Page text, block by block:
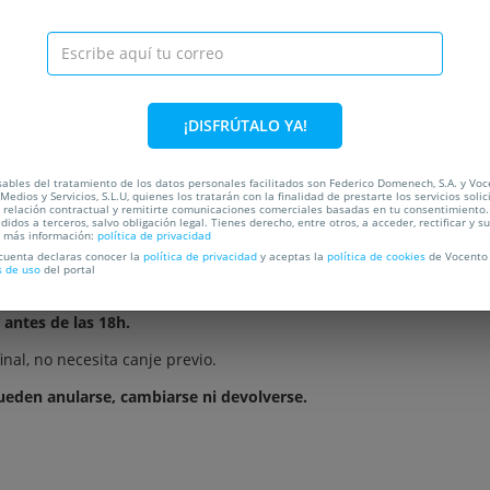
OCIO | CONCIERTOS VALENCIA
A LA RUTA VALENCIA
de las 18h.
no necesita canje previo.
anularse, cambiarse ni devolverse.
¡DISFRÚTALO YA!
del tratamiento de los datos personales facilitados son Federico Domenech, S.A. y
y Servicios, S.L.U, quienes los tratarán con la finalidad de prestarte los servicios
contractual y remitirte comunicaciones comerciales basadas en tu
a terceros, salvo obligación legal. Tienes derecho, entre otros, a acceder, rectificar y
información: política de privacidad
declaras conocer la política de privacidad y aceptas la política de cookies de
de uso del portal